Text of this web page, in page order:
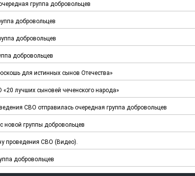
группа добровольцев
добровольцев
добровольцев
добровольцев
для истинных сынов Отечества»
лучших сыновей чеченского народа»
СВО отправилась очередная группа добровольцев
новой группы добровольцев
проведения СВО (Видео).
добровольцев
ЧЕЧНЯ. Обарг Варин
ЧЕЧНЯ. Хьаьжин